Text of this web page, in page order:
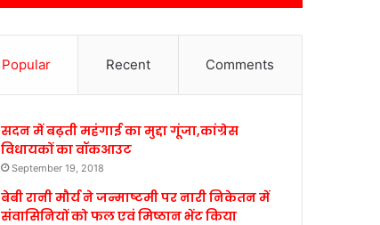
Popular Recent Comments
सदन में बढ़ती महंगाई का मुद्दा गूंजा,कांग्रेस
विधायकों का वॉकआउट
September 19, 2018
बेबी रानी मौर्य ने जन्माष्टमी पर नारी निकेतन में
संवासिनियों को फल एवं मिष्ठान भेंट किया